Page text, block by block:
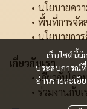
เว็บไซต์นี้มี
ประสบการณ์ที่
อ่านรายละเอี
นโยบายคว
พื้นที่การจัด
นโยบายกา
เกี่ยวกับเรา
เกี่ยวกับโก
ร่วมงานกับเ